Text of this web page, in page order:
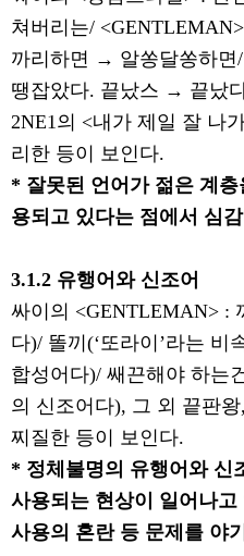
쳐버리는/
까리하면 → 알쏭달쏭하면
땡잡았다. 끝났스 → 끝났
2NE1의 <내가 제일 잘 나
리한 등이 보인다.
* 잘못된 언어가 젊은 계
용되고 있다는 점에서 심
3.1.2 유행어와 신조어
싸이의 <GENTLEMAN> :
다)/ 똘끼 (‘또라이 ’라는 비
합성어다)/ 쌔끈해야 하는
의 신조어다), 그 외 끝판왕,
찌질한 등이 보인다.
* 정체불명의 유행어와 신
사용되는 현상이 일어나고
사용의 혼란 등 문제를 야